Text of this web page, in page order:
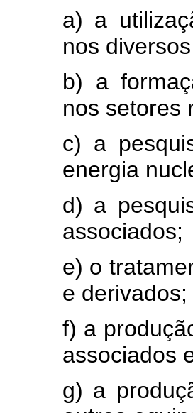
a) a
nos
b) a
nos setores
c) a
energia
d) a
associados;
e) o
e derivados;
f) a
associados
g) a